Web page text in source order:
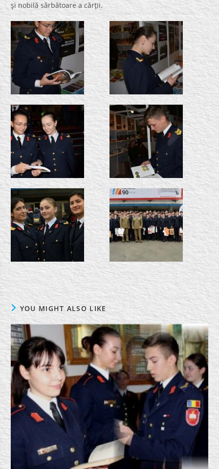
şi nobilă sărbătoare a cărţii.
YOU MIGHT ALSO LIKE